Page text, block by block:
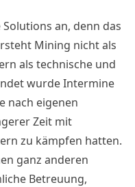
an, denn das
Mining nicht als
als technische und
wurde Intermine
nach eigenen
Zeit mit
zu kämpfen hatten.
ganz anderen
Betreuung,